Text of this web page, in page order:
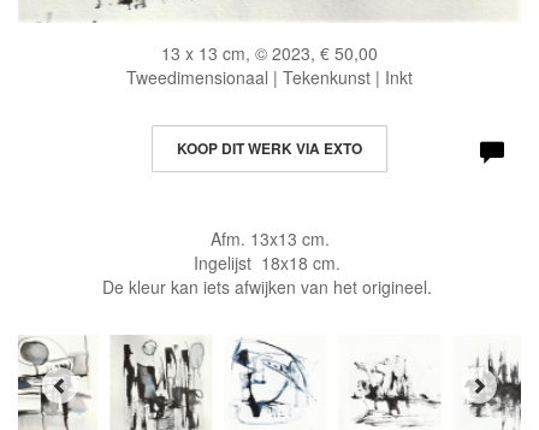
13 x 13 cm, © 2023, € 50,00
Tweedimensionaal | Tekenkunst | Inkt
KOOP DIT WERK VIA EXTO
Afm. 13x13 cm.
Ingelijst 18x18 cm.
De kleur kan iets afwijken van het origineel.